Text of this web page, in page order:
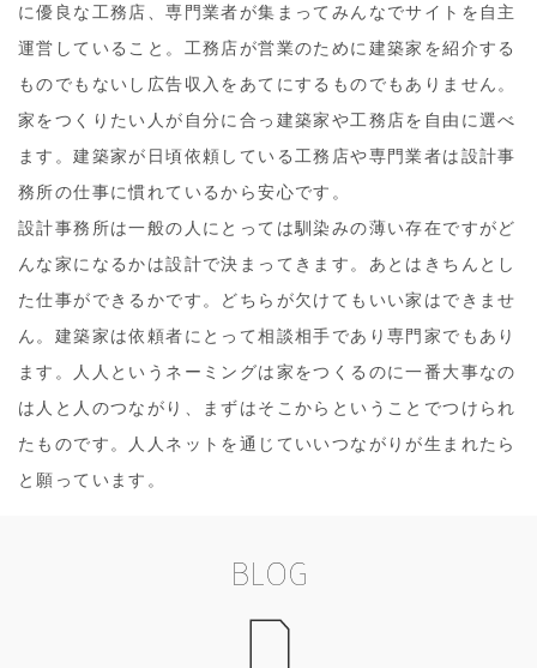
に優良な工務店、専門業者が集まってみんなでサイトを自主
運営していること。工務店が営業のために建築家を紹介する
ものでもないし広告収入をあてにするものでもありません。
家をつくりたい人が自分に合っ建築家や工務店を自由に選べ
ます。建築家が日頃依頼している工務店や専門業者は設計事
務所の仕事に慣れているから安心です。
設計事務所は一般の人にとっては馴染みの薄い存在ですがど
んな家になるかは設計で決まってきます。あとはきちんとし
た仕事ができるかです。どちらが欠けてもいい家はできませ
ん。建築家は依頼者にとって相談相手であり専門家でもあり
ます。人人というネーミングは家をつくるのに一番大事なの
は人と人のつながり、まずはそこからということでつけられ
たものです。人人ネットを通じていいつながりが生まれたら
と願っています。
BLOG